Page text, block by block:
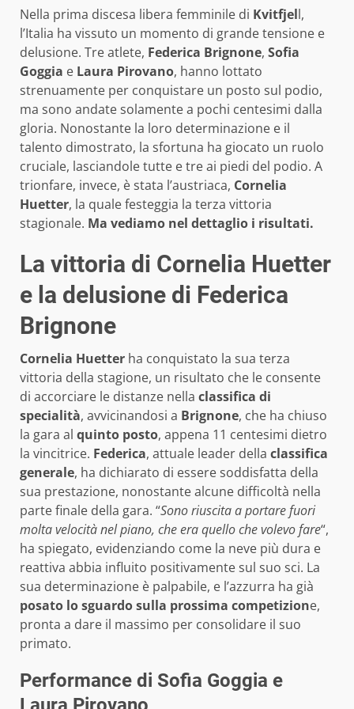
Nella prima discesa libera femminile di Kvitfjell,
l’Italia ha vissuto un momento di grande tensione e
delusione. Tre atlete, Federica Brignone, Sofia
Goggia e Laura Pirovano, hanno lottato
strenuamente per conquistare un posto sul podio,
ma sono andate solamente a pochi centesimi dalla
gloria. Nonostante la loro determinazione e il
talento dimostrato, la sfortuna ha giocato un ruolo
cruciale, lasciandole tutte e tre ai piedi del podio. A
trionfare, invece, è stata l’austriaca, Cornelia
Huetter, la quale festeggia la terza vittoria
stagionale. Ma vediamo nel dettaglio i risultati.
La vittoria di Cornelia Huetter
e la delusione di Federica
Brignone
Cornelia Huetter ha conquistato la sua terza
vittoria della stagione, un risultato che le consente
di accorciare le distanze nella classifica di
specialità, avvicinandosi a Brignone, che ha chiuso
la gara al quinto posto, appena 11 centesimi dietro
la vincitrice. Federica, attuale leader della classifica
generale, ha dichiarato di essere soddisfatta della
sua prestazione, nonostante alcune difficoltà nella
parte finale della gara. “Sono riuscita a portare fuori
molta velocità nel piano, che era quello che volevo fare“,
ha spiegato, evidenziando come la neve più dura e
reattiva abbia influito positivamente sul suo sci. La
sua determinazione è palpabile, e l’azzurra ha già
posato lo sguardo sulla prossima competizione,
pronta a dare il massimo per consolidare il suo
primato.
Performance di Sofia Goggia e